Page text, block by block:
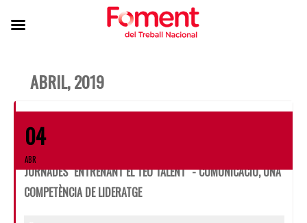
ABRIL, 2019
04
ABR
JORNADES "ENTRENANT EL TEU TALENT" - COMUNICACIÓ, UNA
COMPETÈNCIA DE LIDERATGE